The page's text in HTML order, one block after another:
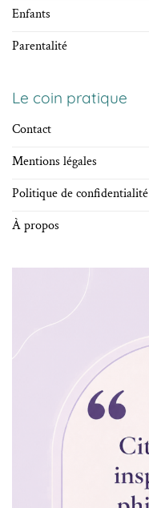
Enfants
Parentalité
Le coin pratique
Contact
Mentions légales
Politique de confidentialité
À propos